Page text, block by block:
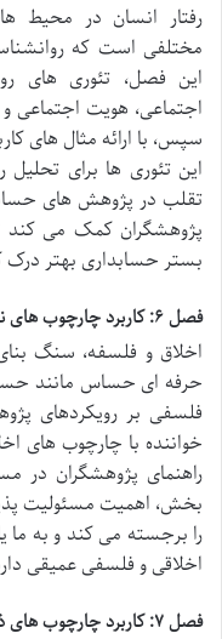
رفتار انسان در محیط
مختلفی است که
این فصل، تئوری های
اجتماعی، هویت اجتماعی
سپس، با ارائه مثال های
این تئوری ها برای تحلیل
تقلب در پژوهش های
پژوهشگران کمک می کند
بستر حسابداری بهتر درک
فصل ۶: کاربرد چارچوب های نظری آیین رفتار، اخلاقیات و فلسفه
اخلاق و فلسفه، سنگ
حرفه ای حساس مانند
فلسفی بر رویکردهای
خواننده با چارچوب های
راهنمای پژوهشگران در
بخش، اهمیت مسئولیت
را برجسته می کند و به
اخلاقی و فلسفی عمیقی
فصل ۷: کاربرد چارچوب های ذینفع و مشروعیت